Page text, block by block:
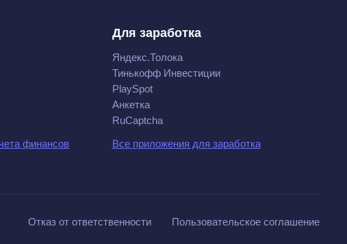
финансов
Для заработка
Яндекс.Толока
Тинькофф Инвестиции
PlaySpot
Анкетка
RuCaptcha
Все приложения для заработка
Отказ от ответственности Пользовательское соглашение